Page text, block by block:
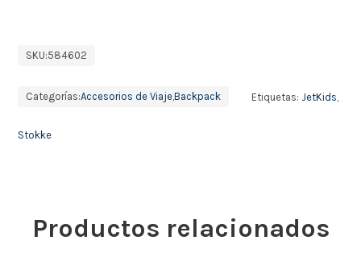
SKU:584602
Categorías:Accesorios de Viaje,Backpack Etiquetas: JetKids
Stokke
Productos relacionados